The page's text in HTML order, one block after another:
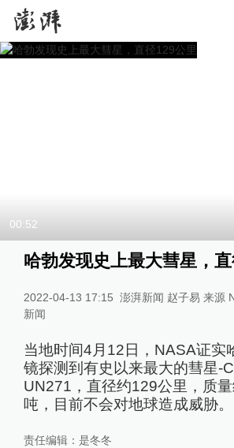
00:52
哈勃发现史上最大彗星，
2022-04-13 17:15 澎湃新闻 赵子易 来源
新闻
当地时间4月12日，NASA证实
镜探测到有史以来最大的彗星-
UN271，直径约129公里，质
吨，目前不会对地球造成威胁。
责任编辑： 是冬冬